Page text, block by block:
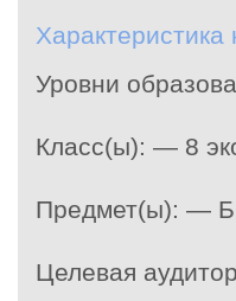
Характеристика
Уровни
Класс(ы): — 8
Предмет(ы): —
Целевая